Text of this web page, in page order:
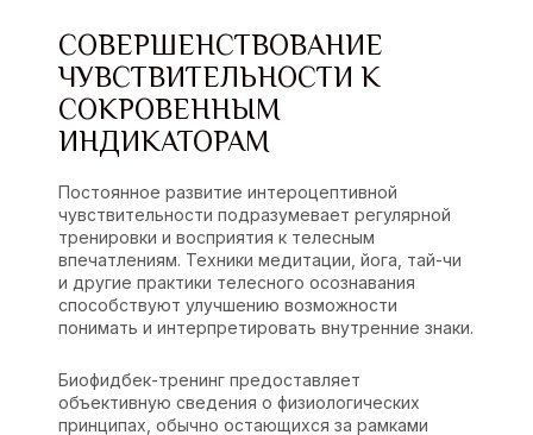
СОВЕРШЕНСТВОВАНИЕ
ЧУВСТВИТЕЛЬНОСТИ К
СОКРОВЕННЫМ
ИНДИКАТОРАМ
Постоянное развитие интероцептивной
чувствительности подразумевает регулярной
тренировки и восприятия к телесным
впечатлениям. Техники медитации, йога, тай-чи
и другие практики телесного осознавания
способствуют улучшению возможности
понимать и интерпретировать внутренние знаки.
Биофидбек-тренинг предоставляет
объективную сведения о физиологических
принципах, обычно остающихся за рамками